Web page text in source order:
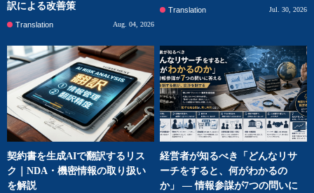
訳による改善策
Translation Aug. 04, 2026
Translation Jul. 30, 2026
契約書を生成AIで翻訳するリス
ク｜NDA・機密情報の取り扱い
を解説
経営者が知るべき「どんなリサ
ーチをすると、何がわかるの
か」 ― 情報参謀が7つの問いに